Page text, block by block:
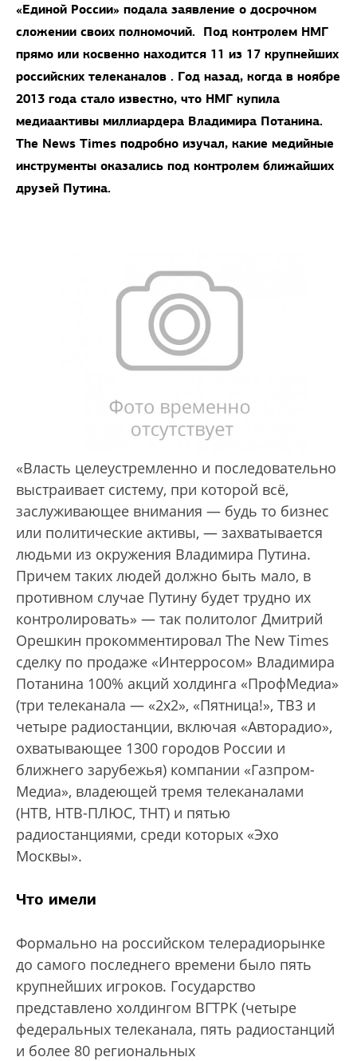
«Единой России» подала заявление о досрочном
сложении своих полномочий. Под контролем НМГ
прямо или косвенно находится 11 из 17 крупнейших
российских телеканалов . Год назад, когда в ноябре
2013 года стало известно, что НМГ купила
медиаактивы миллиардера Владимира Потанина.
The News Times подробно изучал, какие медийные
инструменты оказались под контролем ближайших
друзей Путина.
«Власть целеустремленно и последовательно
выстраивает систему, при которой всё,
заслуживающее внимания — будь то бизнес
или политические активы, — захватывается
людьми из окружения Владимира Путина.
Причем таких людей должно быть мало, в
противном случае Путину будет трудно их
контролировать» — так политолог Дмитрий
Орешкин прокомментировал The New Times
сделку по продаже «Интерросом» Владимира
Потанина 100% акций холдинга «ПрофМедиа»
(три телеканала — «2х2», «Пятница!», ТВ3 и
четыре радиостанции, включая «Авторадио»,
охватывающее 1300 городов России и
ближнего зарубежья) компании «Газпром-
Медиа», владеющей тремя телеканалами
(НТВ, НТВ-ПЛЮС, ТНТ) и пятью
радиостанциями, среди которых «Эхо
Москвы».
Что имели
Формально на российском телерадиорынке
до самого последнего времени было пять
крупнейших игроков. Государство
представлено холдингом ВГТРК (четыре
федеральных телеканала, пять радиостанций
и более 80 региональных